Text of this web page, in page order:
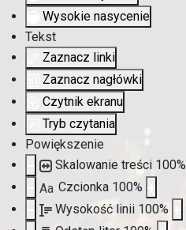
Wysokie nasycenie
Tekst
Zaznacz linki
Zaznacz nagłówki
Czytnik ekranu
Tryb czytania
Powiększenie
Skalowanie treści 100%
Aa Czcionka 100%
Wysokość linii 100%